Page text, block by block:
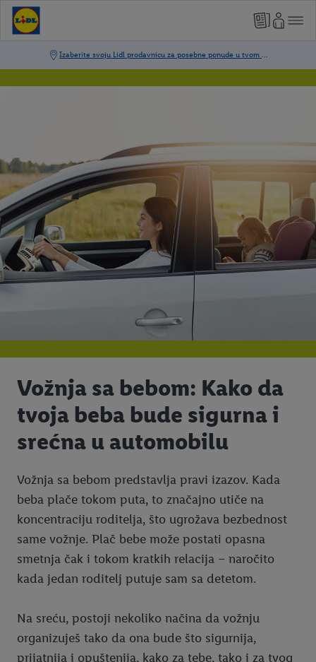
Vožnja sa bebom: Kako da
tvoja beba bude sigurna i
srećna u automobilu
Vožnja sa bebom predstavlja pravi izazov. Kada
beba plače tokom puta, to značajno utiče na
koncentraciju roditelja, što ugrožava bezbednost
same vožnje. Plač bebe može postati opasna
smetnja čak i tokom kratkih relacija – naročito
kada jedan roditelj putuje sam sa detetom.
Na sreću, postoji nekoliko načina da vožnju
organizuješ tako da ona bude što sigurnija,
prijatnija i opuštenija, kako za tebe, tako i za tvog